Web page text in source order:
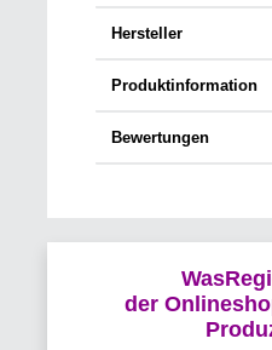
Hersteller
Produktinformation
Bewertungen
der